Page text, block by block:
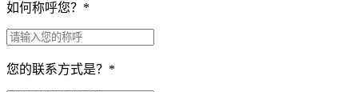
如何称呼您？ *
您的联系方式是？ *